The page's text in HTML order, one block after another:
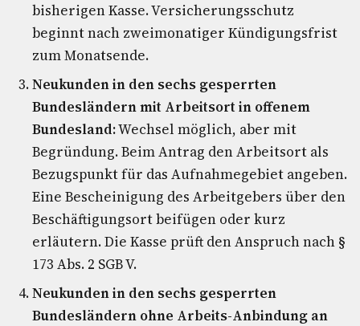
bisherigen Kasse. Versicherungsschutz
beginnt nach zweimonatiger Kündigungsfrist
zum Monatsende.
Neukunden in den sechs gesperrten
Bundesländern mit Arbeitsort in offenem
Bundesland:Wechsel möglich, aber mit
Begründung. Beim Antrag den Arbeitsort als
Bezugspunkt für das Aufnahmegebiet angeben.
Eine Bescheinigung des Arbeitgebers über den
Beschäftigungsort beifügen oder kurz
erläutern. Die Kasse prüft den Anspruch nach §
173 Abs. 2 SGB V.
Neukunden in den sechs gesperrten
Bundesländern ohne Arbeits-Anbindung an